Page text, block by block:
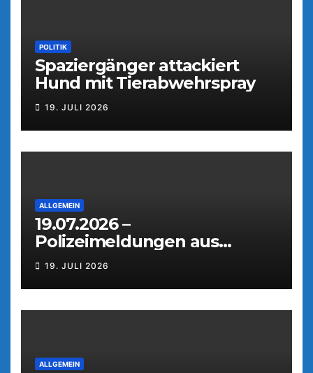
POLITIK
Spaziergänger attackiert
Hund mit Tierabwehrspray
19. JULI 2026
ALLGEMEIN
19.07.2026 –
Polizeimeldungen aus
Weiden
19. JULI 2026
ALLGEMEIN